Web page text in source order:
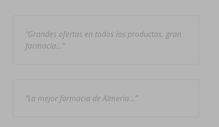
Grandes ofertas en todos los productos, gran
farmacia…
La mejor farmacia de Almería…